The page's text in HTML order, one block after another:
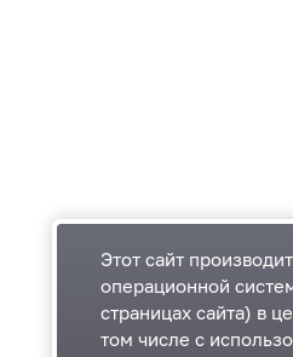
Одинцовский
области
Этот сайт
операционной
страницах сайта) в
том числе с